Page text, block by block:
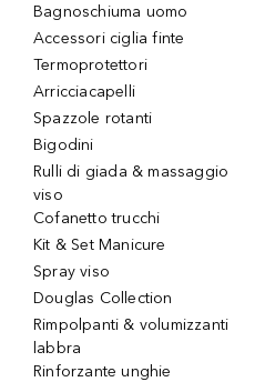
Bagnoschiuma uomo
Accessori ciglia finte
Termoprotettori
Arricciacapelli
Spazzole rotanti
Bigodini
Rulli di giada & massaggio
viso
Cofanetto trucchi
Kit & Set Manicure
Spray viso
Douglas Collection
Rimpolpanti & volumizzanti
labbra
Rinforzante unghie